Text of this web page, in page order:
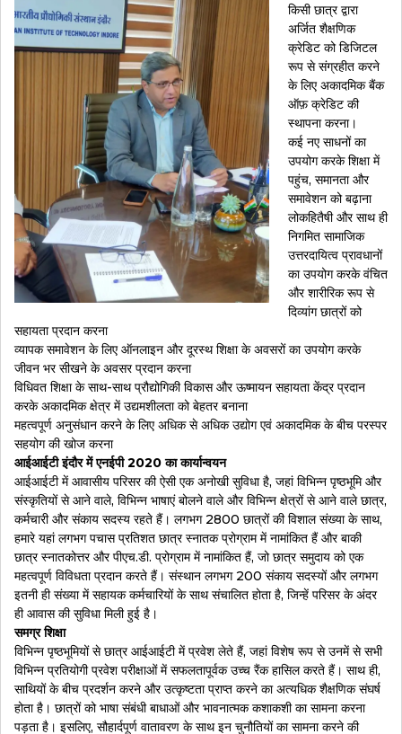
किसी छात्र द्वारा
अर्जित शैक्षणिक
क्रेडिट को डिजिटल
रूप से संग्रहीत करने
के लिए अकादमिक बैंक
ऑफ़ क्रेडिट की
स्थापना करना।
कई नए साधनों का
उपयोग करके शिक्षा में
पहुंच, समानता और
समावेशन को बढ़ाना
लोकहितैषी और साथ ही
निगमित सामाजिक
उत्तरदायित्व प्रावधानों
का उपयोग करके वंचित
और शारीरिक रूप से
दिव्यांग छात्रों को
सहायता प्रदान करना
व्यापक समावेशन के लिए ऑनलाइन और दूरस्थ शिक्षा के अवसरों का उपयोग करके
जीवन भर सीखने के अवसर प्रदान करना
विधिवत शिक्षा के साथ-साथ प्रौद्योगिकी विकास और ऊष्मायन सहायता केंद्र प्रदान
करके अकादमिक क्षेत्र में उद्यमशीलता को बेहतर बनाना
महत्वपूर्ण अनुसंधान करने के लिए अधिक से अधिक उद्योग एवं अकादमिक के बीच परस्पर
सहयोग की खोज करना
आईआईटी इंदौर में एनईपी 2020 का कार्यान्वयन
आईआईटी में आवासीय परिसर की ऐसी एक अनोखी सुविधा है, जहां विभिन्न पृष्ठभूमि और
संस्कृतियों से आने वाले, विभिन्न भाषाएं बोलने वाले और विभिन्न क्षेत्रों से आने वाले छात्र,
कर्मचारी और संकाय सदस्य रहते हैं। लगभग 2800 छात्रों की विशाल संख्या के साथ,
हमारे यहां लगभग पचास प्रतिशत छात्र स्नातक प्रोग्राम में नामांकित हैं और बाकी
छात्र स्नातकोत्तर और पीएच.डी. प्रोग्राम में नामांकित हैं, जो छात्र समुदाय को एक
महत्वपूर्ण विविधता प्रदान करते हैं। संस्थान लगभग 200 संकाय सदस्यों और लगभग
इतनी ही संख्या में सहायक कर्मचारियों के साथ संचालित होता है, जिन्हें परिसर के अंदर
ही आवास की सुविधा मिली हुई है।
समग्र शिक्षा
विभिन्न पृष्ठभूमियों से छात्र आईआईटी में प्रवेश लेते हैं, जहां विशेष रूप से उनमें से सभी
विभिन्न प्रतियोगी प्रवेश परीक्षाओं में सफलतापूर्वक उच्च रैंक हासिल करते हैं। साथ ही,
साथियों के बीच प्रदर्शन करने और उत्कृष्टता प्राप्त करने का अत्यधिक शैक्षणिक संघर्ष
होता है। छात्रों को भाषा संबंधी बाधाओं और भावनात्मक कशाकशी का सामना करना
पड़ता है। इसलिए, सौहार्दपूर्ण वातावरण के साथ इन चुनौतियों का सामना करने की